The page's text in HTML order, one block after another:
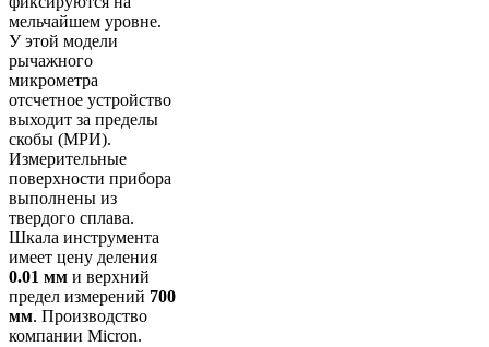
мельчайшем уровне.
У этой модели
рычажного
микрометра
отсчетное устройство
выходит за пределы
скобы (МРИ).
Измерительные
поверхности прибора
выполнены из
твердого сплава.
Шкала инструмента
имеет цену деления
0.01 мм и верхний
предел измерений 700
мм. Производство
компании Micron.